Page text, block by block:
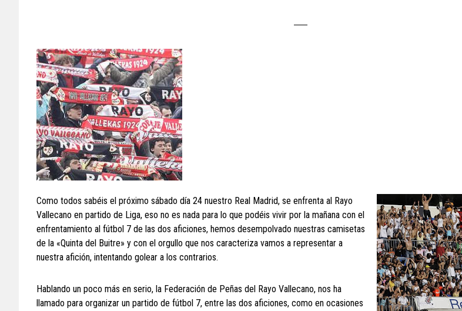
Como todos sabéis el próximo sábado día 24 nuestro Real Madrid, se enfrenta al Rayo
Vallecano en partido de Liga, eso no es nada para lo que podéis vivir por la mañana con el
enfrentamiento al fútbol 7 de las dos aficiones, hemos desempolvado nuestras camisetas
de la «Quinta del Buitre» y con el orgullo que nos caracteriza vamos a representar a
nuestra afición, intentando golear a los contrarios.
Hablando un poco más en serio, la Federación de Peñas del Rayo Vallecano, nos ha
llamado para organizar un partido de fútbol 7, entre las dos aficiones, como en ocasiones